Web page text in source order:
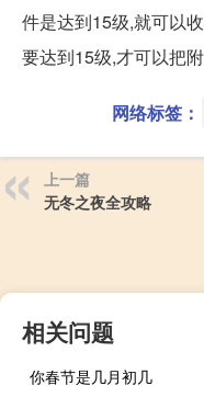
件是达到15级,就可以
要达到15级,才可以把
网络标签：
上一篇
无冬之夜全攻略
相关问题
你春节是几月初几